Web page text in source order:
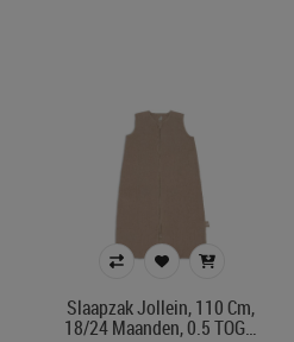
Slaapzak Jollein, 110 Cm,
18/24 Maanden, 0.5 TOG…